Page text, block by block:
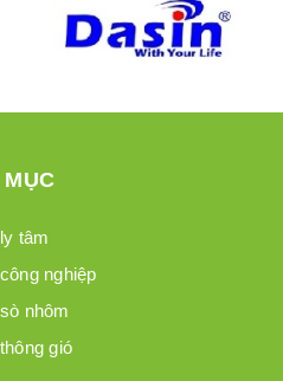
tâm
nghiệp
nhôm
gió